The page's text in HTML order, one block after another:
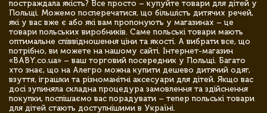
постраждала якість? Все просто – купуйте товари для дітей у
Польщі. Можемо посперечатися, що більшість дитячих речей,
які у вас вже є або які вам пропонують у магазинах – це
товари польських виробників. Саме польські товари мають
оптимальне співвідношення ціни та якості. А вибрати все, що
потрібно, ви можете на нашому сайті. Інтернет-магазин
«BABY.co.ua» – ваш торговий посередник у Польщі. Багато
хто знає, що на Алегро можна купити дешево дитячий одяг,
взуття, іграшки та різноманітні аксесуари для дітей. Якщо вас
досі зупиняла складна процедура замовлення та здійснення
покупки, поспішаємо вас порадувати – тепер польські товари
для дітей стають доступнішими в Україні.